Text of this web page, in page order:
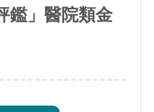
鑑」醫院類金